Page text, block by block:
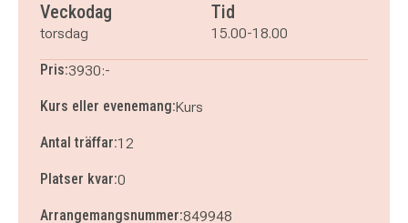
torsdag 29 oktober 2026
klockan 15.00–18.00
torsdag 5 november 2026klockan 15.00–18.00
Veckodag
torsdag
Tid
15.00-18.00
Pris:3930:-
Kurs eller evenemang:Kurs
Antal träffar:12
Platser kvar:0
Arrangemangsnummer:849948